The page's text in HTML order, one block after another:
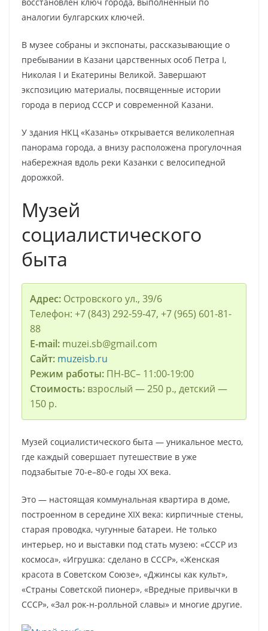
аналогии булгарских ключей.
В музее собраны и экспонаты, рассказывающие о
пребывании в Казани царственных особ Петра I,
Николая I и Екатерины Великой. Завершают
экспозицию материалы, посвященные истории
города в период СССР и современной Казани.
У здания НКЦ «Казань» открывается великолепная
панорама города, а внизу расположена прогулочная
набережная вдоль реки Казанки с велосипедной
дорожкой.
Музей
социалистического
быта
Адрес:Островского ул., 39/6
Телефон: +7 (843) 292-59-47, +7 (965) 601-81-
88
E-mail:muzei.sb@gmail.com
Сайт: muzeisb.ru
Режим работы:ПН-ВС– 11:00-19:00
Стоимость:взрослый — 250 р., детский —
150 р.
Музей социалистического быта — уникальное место,
где каждый совершает путешествие в уже
подзабытые 70-е–80-е годы ХХ века.
Это — настоящая коммунальная квартира в доме,
построенном в середине XIX века: кирпичные стены,
старая проводка, чугунные батареи. Не только
интерьер, но и выставки под стать музею: «СССР из
космоса», «Игрушка: сделано в СССР», «Женская
красота в Советском Союзе», «Джинсы как культ»,
«Страны Советской пионер», «Вредные привычки в
СССР», «Зал рок-н-ролльной славы» и многие другие.